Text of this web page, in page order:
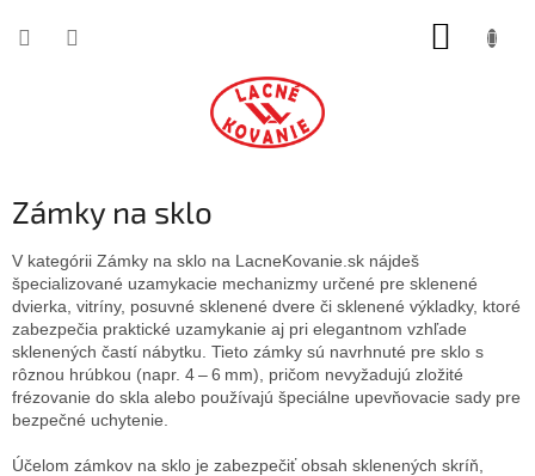
Zámky na sklo
V kategórii Zámky na sklo na LacneKovanie.sk nájdeš
špecializované uzamykacie mechanizmy určené pre sklenené
dvierka, vitríny, posuvné sklenené dvere či sklenené výkladky, ktoré
zabezpečia praktické uzamykanie aj pri elegantnom vzhľade
sklenených častí nábytku. Tieto zámky sú navrhnuté pre sklo s
rôznou hrúbkou (napr. 4 – 6 mm), pričom nevyžadujú zložité
frézovanie do skla alebo používajú špeciálne upevňovacie sady pre
bezpečné uchytenie.
Účelom zámkov na sklo je zabezpečiť obsah sklenených skríň,